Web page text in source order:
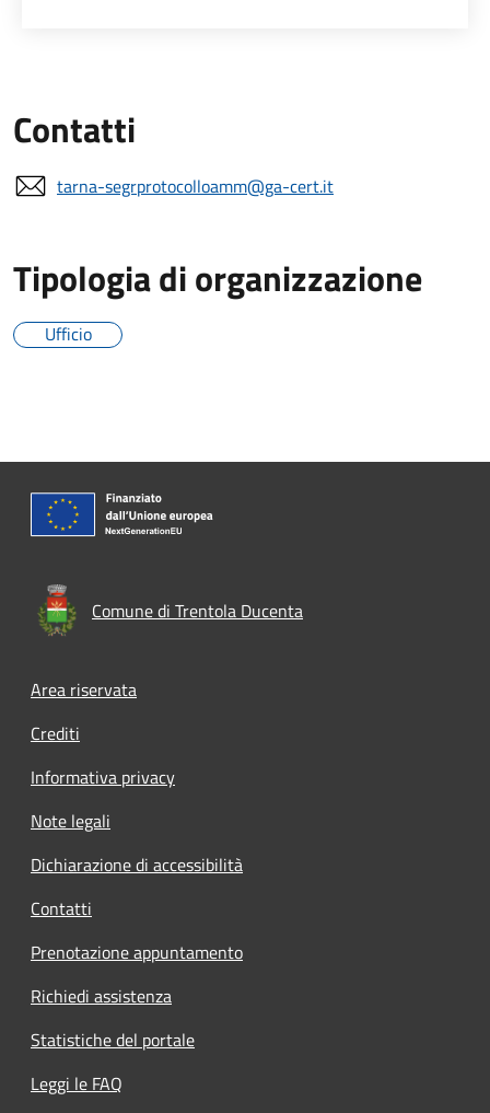
Contatti
tarna-segrprotocolloamm@ga-cert.it
Tipologia di organizzazione
Ufficio
Comune di Trentola Ducenta
Footer menu
Area riservata
Crediti
Informativa privacy
Note legali
Dichiarazione di accessibilità
Contatti
Prenotazione appuntamento
Richiedi assistenza
Statistiche del portale
Leggi le FAQ